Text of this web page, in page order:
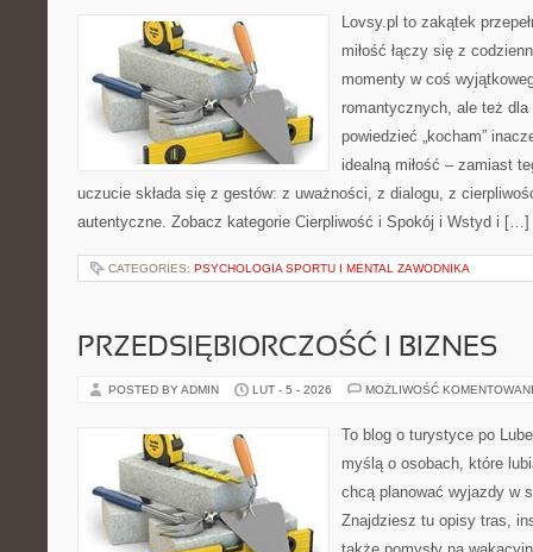
Lovsy.pl to zakątek
miłość łączy się z
momenty w coś
romantycznych, ale też
powiedzieć „kocham”
idealną miłość – zamiast
uczucie składa się z gestów: z uważności, z dialogu, z
autentyczne. Zobacz kategorie Cierpliwość i Spokój i Wstyd i […]
CATEGORIES: PSYCHOLOGIA SPORTU I MENTAL ZAWODNIKA
PRZEDSIĘBIORCZOŚĆ I BIZNES
POSTED BY ADMIN LUT - 5 - 2026 MOŻLIWOŚĆ
To blog o turystyce po
myślą o osobach, które
chcą planować wyjazdy w
Znajdziesz tu opisy tras,